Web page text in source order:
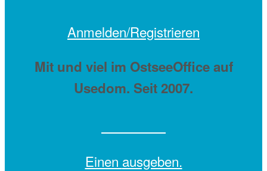
Anmelden/Registrieren
Mit und viel im OstseeOffice auf
Usedom. Seit 2007.
Einen ausgeben.